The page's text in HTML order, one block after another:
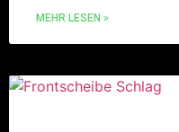
MEHR LESEN »